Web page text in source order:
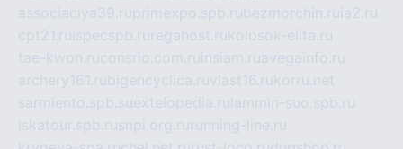
associaciya39.ruprimexpo.spb.rubezmorchin.ru ia2.ru
cpt21.ru ispecspb.ru regahost.rukolosok-elita.ru
tae-kwon.ruconsrio.com.ru insiam.ruavegainfo.ru
archery161.rubigencyclica.ruvlast16.rukorru.net
sarmiento.spb.suextelopedia.ru lammin-suo.spb.ru
iskatour.spb.rusnpi.org.ru running-line.ru